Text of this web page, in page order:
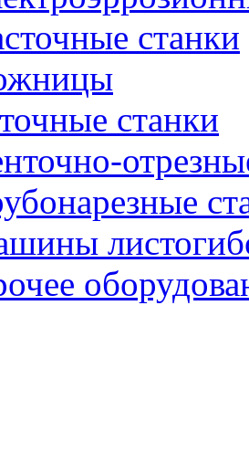
станки
станки